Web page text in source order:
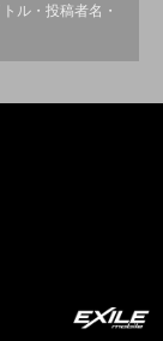
ル・投稿者名・